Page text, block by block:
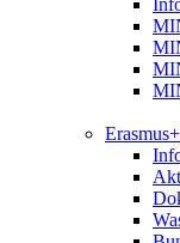
Erasmus+